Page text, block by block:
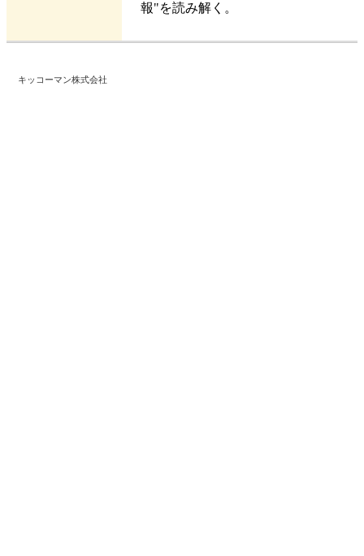
報"を読み解く。
キッコーマン株式会社